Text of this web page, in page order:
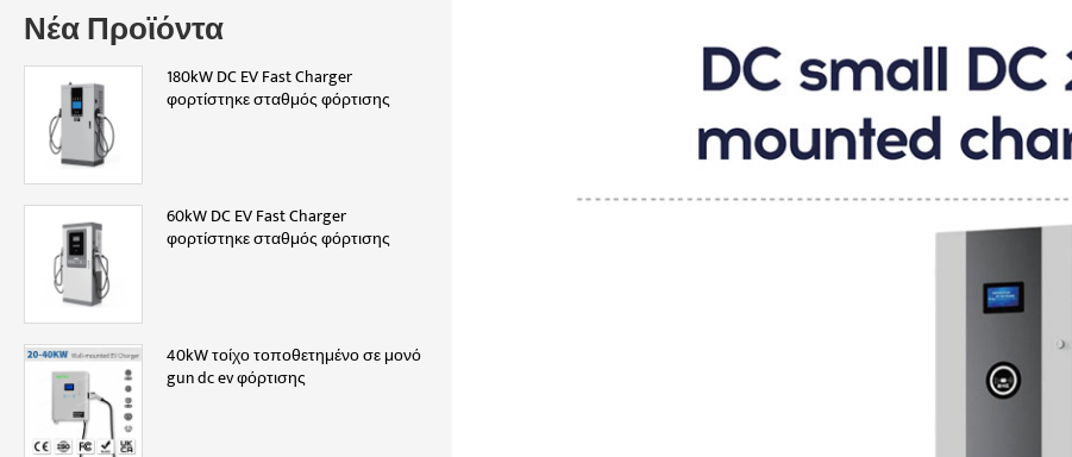
Νέα Προϊόντα
180kW DC EV Fast Charger
φορτίστηκε σταθμός φόρτισης
60kW DC EV Fast Charger
φορτίστηκε σταθμός φόρτισης
40kW τοίχο τοποθετημένο σε μονό
gun dc ev φόρτισης